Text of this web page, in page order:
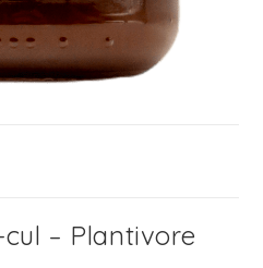
– Plantivore